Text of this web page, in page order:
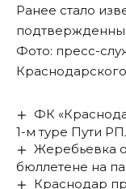
Ранее стало
Фото: пресс-
ФК
1-м туре Пути
Жеребьевка
бюллетене на
Краснодар